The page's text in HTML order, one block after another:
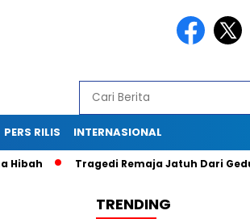
PERS RILIS INTERNASIONAL
Tragedi Remaja Jatuh Dari Gedung
TRENDING